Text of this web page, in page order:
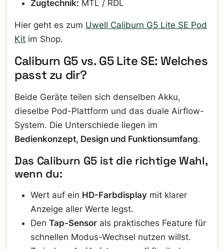
Zugtechnik: MTL / RDL
Hier geht es zum Uwell Caliburn G5 Lite SE Pod
Kit im Shop.
Caliburn G5 vs. G5 Lite SE: Welches
passt zu dir?
Beide Geräte teilen sich denselben Akku,
dieselbe Pod-Plattform und das duale Airflow-
System. Die Unterschiede liegen im
Bedienkonzept, Design und Funktionsumfang.
Das Caliburn G5 ist die richtige Wahl,
wenn du:
Wert auf ein HD-Farbdisplay mit klarer
Anzeige aller Werte legst.
Den Tap-Sensor als praktisches Feature für
schnellen Modus-Wechsel nutzen willst.